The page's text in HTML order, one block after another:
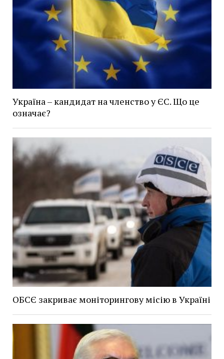
Україна – кандидат на членство у ЄС. Що це
означає?
ОБСЄ закриває моніторингову місію в Україні